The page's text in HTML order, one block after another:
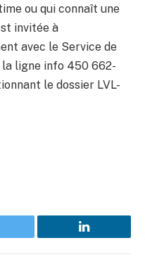
ou qui connaît une
invitée à
avec le Service de
la ligne info 450 662-
le dossier LVL-
LinkedIn